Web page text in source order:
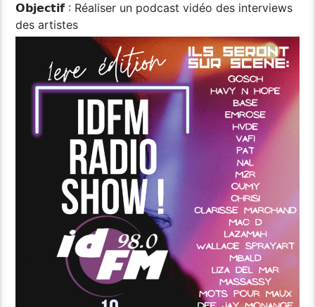
𝗢𝗯𝗷𝗲𝗰𝘁𝗶𝗳 : Réaliser un podcast vidéo des interviews
des artistes